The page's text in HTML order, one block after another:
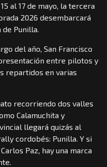
al 17 de mayo, la tercera
2026 desembarcará
Punilla.
del año, San Francisco
entre pilotos y
repartidos en varias
recorriendo dos valles
Calamuchita y
llegará quizás al
cordobés: Punilla. Y si
Paz, hay una marca